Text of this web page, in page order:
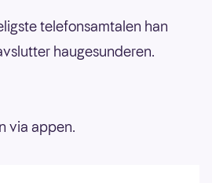
telefonsamtalen han
haugesunderen.
via appen.